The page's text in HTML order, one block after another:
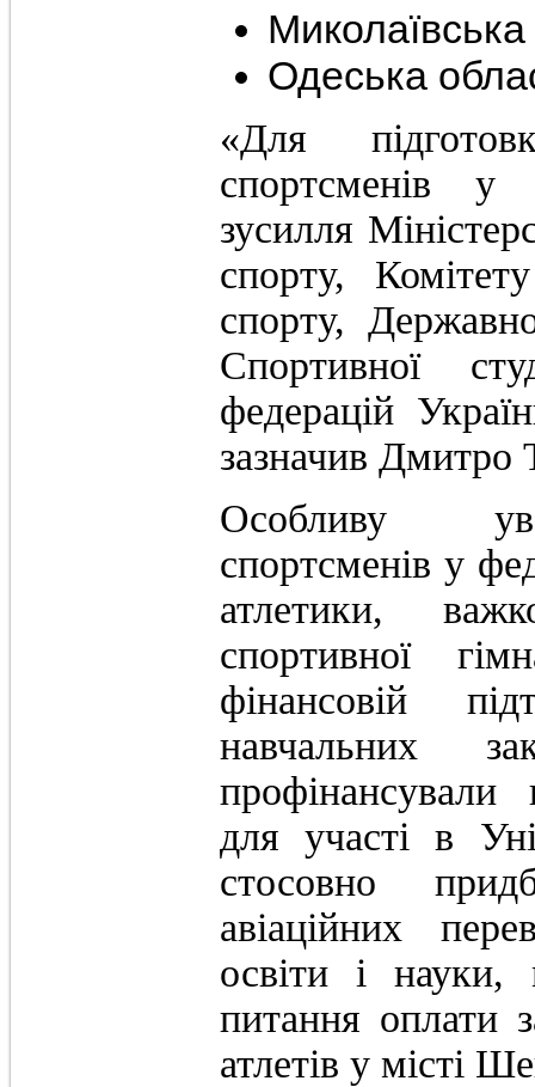
«Для
спортсменів у
зусилля
спорту,
спорту,
Спортивної
федерацій
зазначив Дмитро
Особливу
спортсменів у
атлетики,
спортивної
фінансовій
навчальних
для участі в
стосовно
авіаційних
освіти і науки,
питання оплати
атлетів у місті